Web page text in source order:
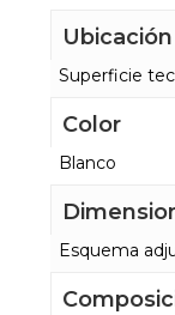
Ubicación
Superficie
Color
Blanco
Esquema